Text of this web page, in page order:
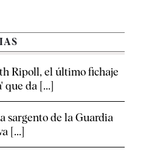
Ripoll, el último fichaje
que da [...]
sargento de la Guardia
[...]